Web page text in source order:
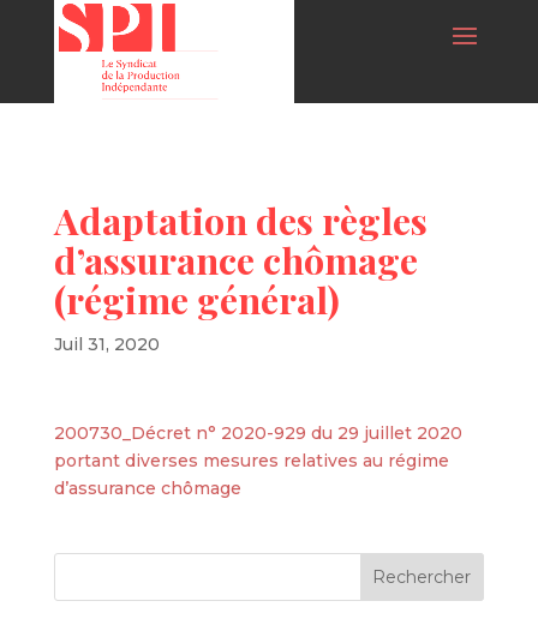
Adaptation des règles
d’assurance chômage
(régime général)
Juil 31, 2020
200730_Décret n° 2020-929 du 29 juillet 2020
portant diverses mesures relatives au régime
d’assurance chômage